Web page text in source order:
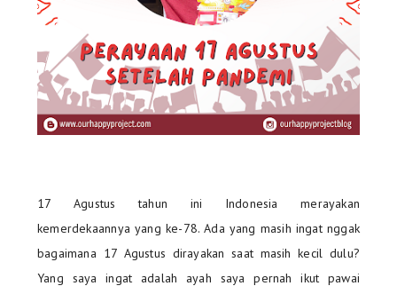
17 Agustus tahun ini Indonesia merayakan
kemerdekaannya yang ke-78. Ada yang masih ingat nggak
bagaimana 17 Agustus dirayakan saat masih kecil dulu?
Yang saya ingat adalah ayah saya pernah ikut pawai